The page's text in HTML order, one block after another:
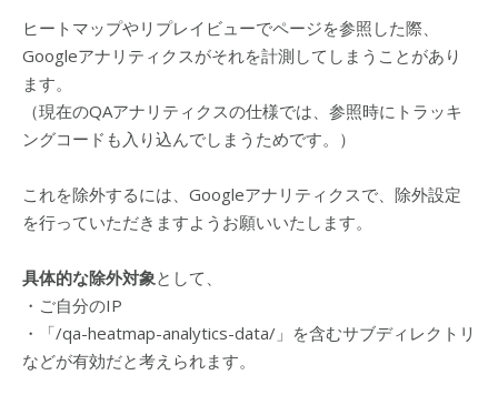
ヒートマップやリプレイビューでページを参照した際、
Googleアナリティクスがそれを計測してしまうことがあり
ます。
（現在のQAアナリティクスの仕様では、参照時にトラッキ
ングコードも入り込んでしまうためです。）
これを除外するには、Googleアナリティクスで、除外設定
を行っていただきますようお願いいたします。
具体的な除外対象として、
・ご自分のIP
・「/qa-heatmap-analytics-data/」を含むサブディレクトリ
などが有効だと考えられます。